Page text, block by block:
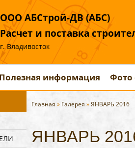
ООО АБСтрой-ДВ (АБС)
Расчет и поставка
г. Владивосток
Полезная информация Фото
Главная » Галерея »ЯНВАРЬ 2016
ЯНВАРЬ